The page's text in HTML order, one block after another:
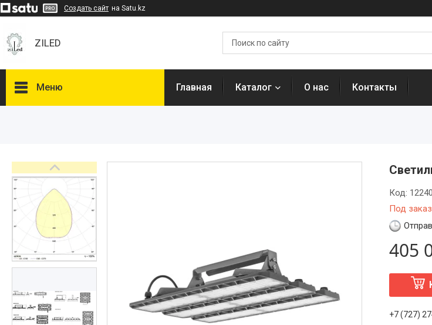
Создать сайт на Satu.kz
ZILED
Меню
ФАРЛАЙТ
NLCO
INNOLUX
Отзывы
Главная Каталог О нас Контакты
Под заказ
Код:
405
+7 (727)